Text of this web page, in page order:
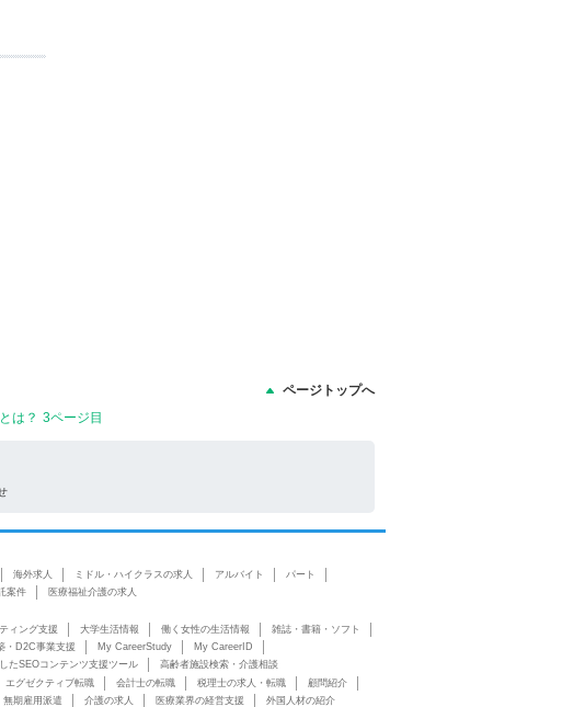
ページトップへ
は？ 3ページ目
海外求人 ミドル・ハイクラスの求人 アルバイト
パート
案件
医療福祉介護の求人
ィング支援 大学生活情報 働く女性の生活情報
雑誌・書籍・ソフト
・D2C事業支援 My CareerStudy
My CareerID
たSEOコンテンツ支援ツール
高齢者施設検索・介護相談
エグゼクティブ転職 会計士の転職 税理士の求人・転職
顧問紹介
無期雇用派遣 介護の求人 医療業界の経営支援 外国人材の紹介